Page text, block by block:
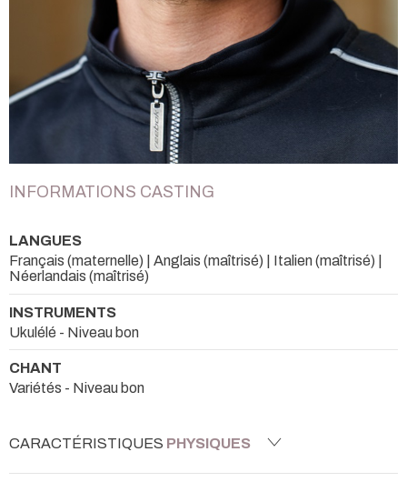
INFORMATIONS CASTING
LANGUES
Français (maternelle) | Anglais (maîtrisé) | Italien (maîtrisé) |
Néerlandais (maîtrisé)
INSTRUMENTS
Ukulélé - Niveau bon
CHANT
Variétés - Niveau bon
CARACTÉRISTIQUES PHYSIQUES